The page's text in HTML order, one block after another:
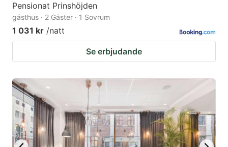
Pensionat Prinshöjden
gästhus · 2 Gäster · 1 Sovrum
1 031 kr /natt
Se erbjudande